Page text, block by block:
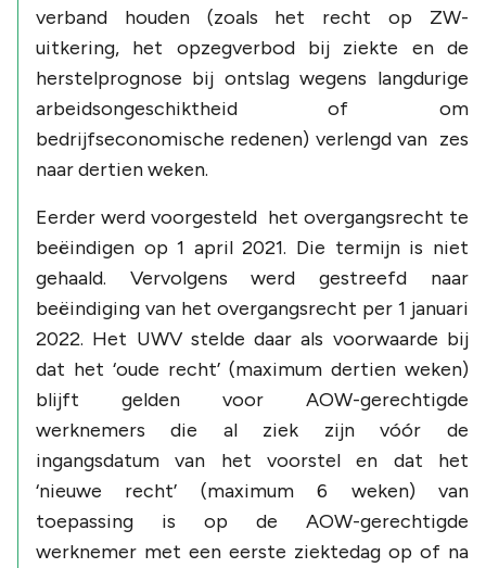
verband houden (zoals het recht op ZW-
uitkering, het opzegverbod bij ziekte en de
herstelprognose bij ontslag wegens langdurige
arbeidsongeschiktheid of om
bedrijfseconomische redenen) verlengd van zes
naar dertien weken.
Eerder werd voorgesteld het overgangsrecht te
beëindigen op 1 april 2021. Die termijn is niet
gehaald. Vervolgens werd gestreefd naar
beëindiging van het overgangsrecht per 1 januari
2022. Het UWV stelde daar als voorwaarde bij
dat het ‘oude recht’ (maximum dertien weken)
blijft gelden voor AOW-gerechtigde
werknemers die al ziek zijn vóór de
ingangsdatum van het voorstel en dat het
‘nieuwe recht’ (maximum 6 weken) van
toepassing is op de AOW-gerechtigde
werknemer met een eerste ziektedag op of na